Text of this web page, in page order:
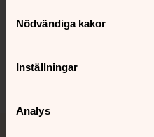
Nödvändiga kakor
Inställningar
Analys
Sociala kanaler